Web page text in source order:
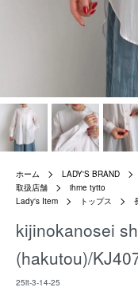
ホーム LADY'S BRAND
取扱店舗
ihme tytto
Lady's Item
トップス
kijinokanosei
(hakutou)/
25it-3-14-25